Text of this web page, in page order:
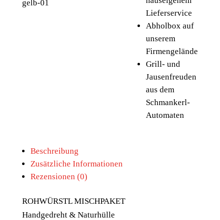
Lieferservice
Abholbox auf
unserem
Firmengelände
Grill- und
Jausenfreuden
aus dem
Schmankerl-
Automaten
Beschreibung
Zusätzliche Informationen
Rezensionen (0)
ROHWÜRSTL MISCHPAKET
Handgedreht & Naturhülle